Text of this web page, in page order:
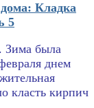
дома: Кладка
5
Зима была
днем
класть кирпич